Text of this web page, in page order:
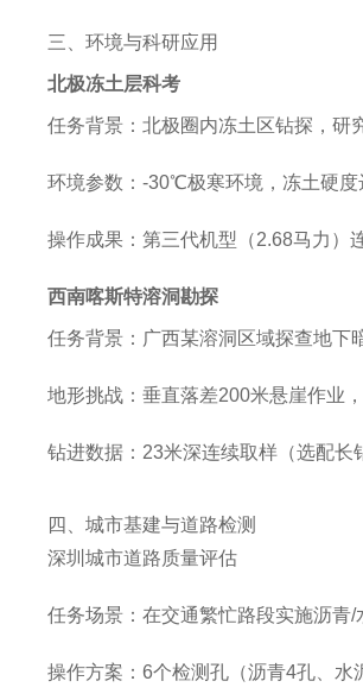
三、环境与科研应用
北极冻土层科考
任务背景 ：北极圈内冻土区钻探，研
环境参数 ：-30℃极寒环境，冻土硬度
操作成果 ：第三代机型（2.68马力）
西南喀斯特溶洞勘探
任务背景 ：广西某溶洞区域探查地下
地形挑战 ：垂直落差200米悬崖作业
钻进数据 ：23米深连续取样（选配长
四、城市基建与道路检测
深圳城市道路质量评估
任务场景 ：在交通繁忙路段实施沥青/
操作方案 ：6个检测孔（沥青4孔、